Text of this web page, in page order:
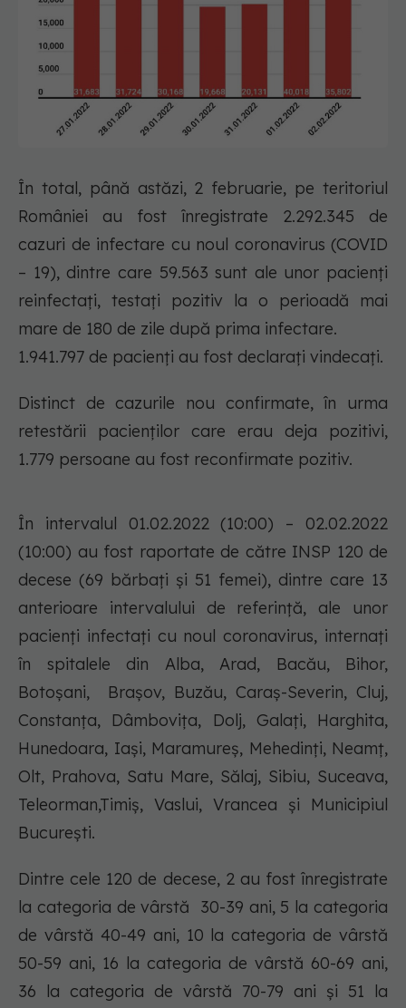
În total, până astăzi, 2 februarie, pe teritoriul
României au fost înregistrate 2.292.345 de
cazuri de infectare cu noul coronavirus (COVID
– 19), dintre care 59.563 sunt ale unor pacienți
reinfectați, testați pozitiv la o perioadă mai
mare de 180 de zile după prima infectare.
1.941.797 de pacienți au fost declarați vindecați.
Distinct de cazurile nou confirmate, în urma
retestării pacienților care erau deja pozitivi,
1.779 persoane au fost reconfirmate pozitiv.
În intervalul 01.02.2022 (10:00) – 02.02.2022
(10:00) au fost raportate de către INSP 120 de
decese (69 bărbați și 51 femei), dintre care 13
anterioare intervalului de referință, ale unor
pacienți infectați cu noul coronavirus, internați
în spitalele din Alba, Arad, Bacău, Bihor,
Botoșani, Brașov, Buzău, Caraș-Severin, Cluj,
Constanța, Dâmbovița, Dolj, Galați, Harghita,
Hunedoara, Iași, Maramureș, Mehedinți, Neamț,
Olt, Prahova, Satu Mare, Sălaj, Sibiu, Suceava,
Teleorman,Timiș, Vaslui, Vrancea și Municipiul
București.
Dintre cele 120 de decese, 2 au fost înregistrate
la categoria de vârstă 30-39 ani, 5 la categoria
de vârstă 40-49 ani, 10 la categoria de vârstă
50-59 ani, 16 la categoria de vârstă 60-69 ani,
36 la categoria de vârstă 70-79 ani și 51 la